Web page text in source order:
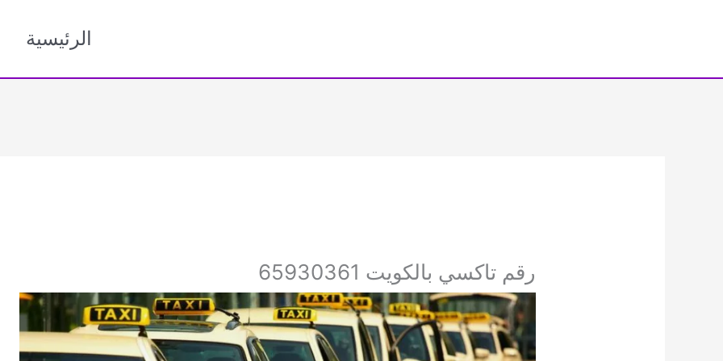
المحتوى
الرئيسية
رقم تاكسي بالكويت 65930361